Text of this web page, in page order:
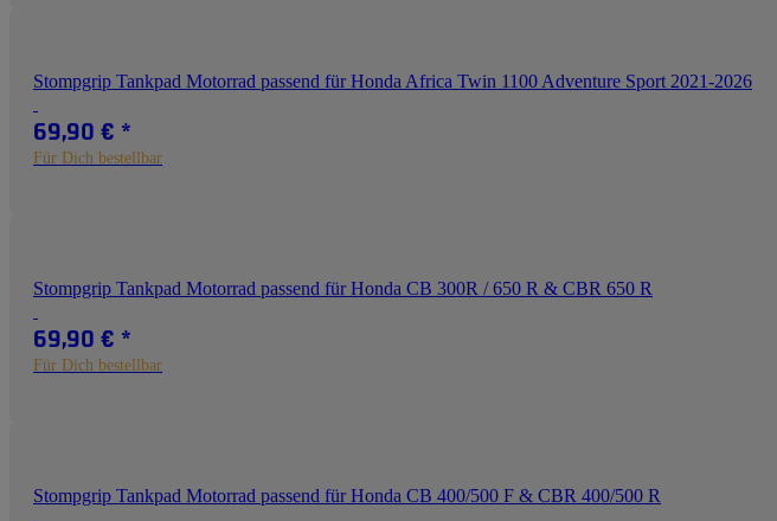
Stompgrip Tankpad Motorrad passend für Honda Africa Twin 1100 Adventure Sport 2021-2026
69,90 € *
Für Dich bestellbar
Stompgrip Tankpad Motorrad passend für Honda CB 300R / 650 R & CBR 650 R
69,90 € *
Für Dich bestellbar
Stompgrip Tankpad Motorrad passend für Honda CB 400/500 F & CBR 400/500 R